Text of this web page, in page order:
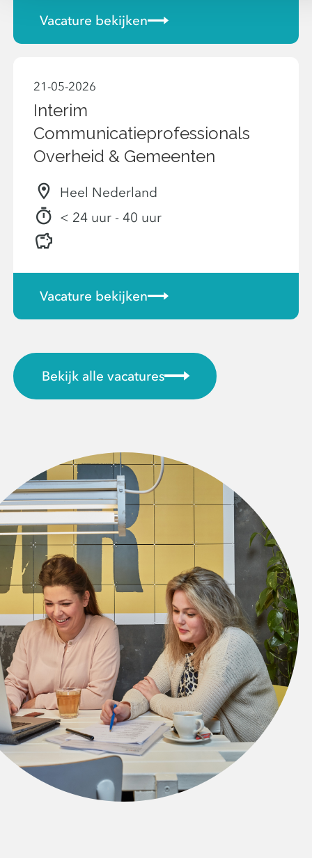
Vacature bekijken
21-05-2026
Interim
Communicatieprofessionals
Overheid & Gemeenten
Heel Nederland
< 24 uur - 40 uur
Vacature bekijken
Bekijk alle vacatures